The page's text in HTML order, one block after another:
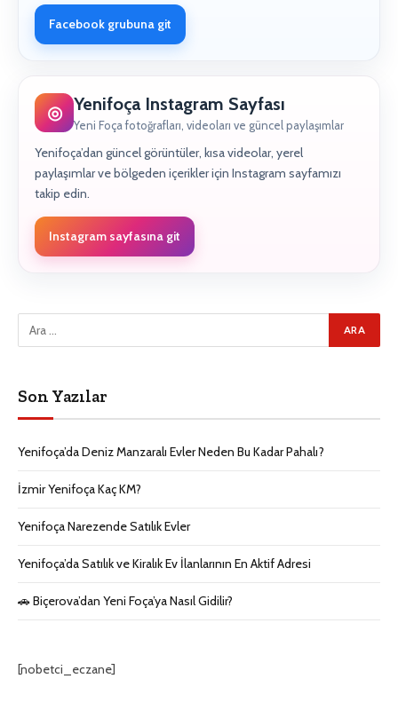
Facebook grubuna git
◎ Yenifoça Instagram Sayfası
Yeni Foça fotoğrafları, videoları ve güncel paylaşımlar
Yenifoça’dan güncel görüntüler, kısa videolar, yerel
paylaşımlar ve bölgeden içerikler için Instagram sayfamızı
takip edin.
Instagram sayfasına git
Son Yazılar
Yenifoça’da Deniz Manzaralı Evler Neden Bu Kadar Pahalı?
İzmir Yenifoça Kaç KM?
Yenifoça Narezende Satılık Evler
Yenifoça’da Satılık ve Kiralık Ev İlanlarının En Aktif Adresi
🚗 Biçerova’dan Yeni Foça’ya Nasıl Gidilir?
[nobetci_eczane]